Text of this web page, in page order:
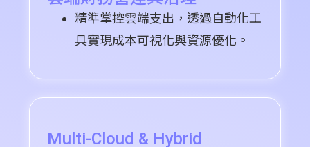
精準掌控雲端支出，透過自動化工
具實現成本可視化與資源優化。
Multi-Cloud & Hybrid